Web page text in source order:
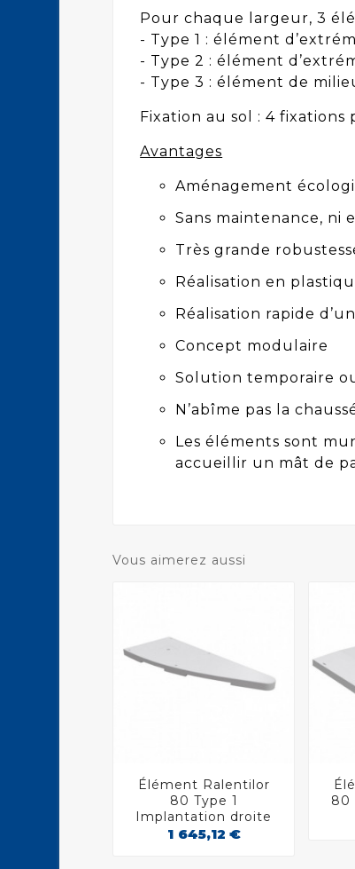
Pour chaque largeur, 3
- Type 1 : élément
- Type 2 : élément
- Type 3 : élément de
Fixation au sol : 4
Avantages
Aménagement
Sans maintenance, ni
Très grande
Réalisation en
Réalisation rapide
Concept modulaire
Solution temporaire
N’abîme pas la
Les éléments sont
accueillir un mât de
Vous aimerez aussi
 
Élément Ralentilor
80 Type 1
Implantation droite
1 645,12 €
80